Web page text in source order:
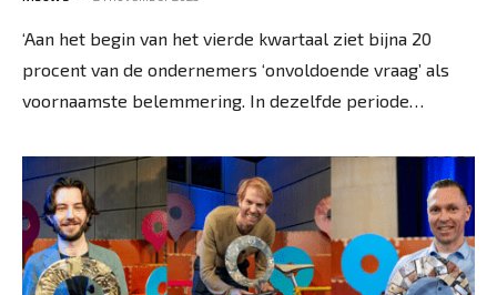
‘Aan het begin van het vierde kwartaal ziet bijna 20
procent van de ondernemers ‘onvoldoende vraag’ als
voornaamste belemmering. In dezelfde periode…